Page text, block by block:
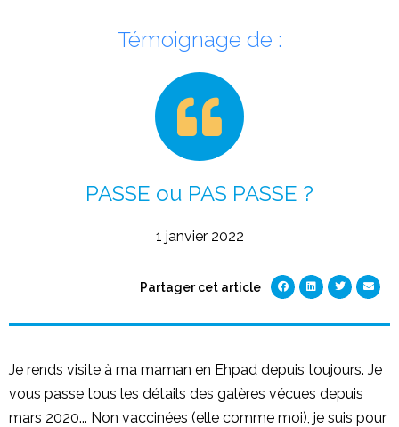
Témoignage de :
PASSE ou PAS PASSE ?
1 janvier 2022
Partager cet article
Je rends visite à ma maman en Ehpad depuis toujours. Je
vous passe tous les détails des galères vécues depuis
mars 2020... Non vaccinées (elle comme moi), je suis pour